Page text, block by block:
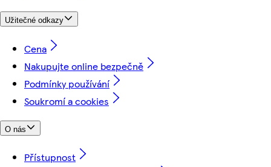
Užitečné odkazy
Cena
Nakupujte online bezpečně
Podmínky používání
Soukromí a cookies
O nás
Přístupnost